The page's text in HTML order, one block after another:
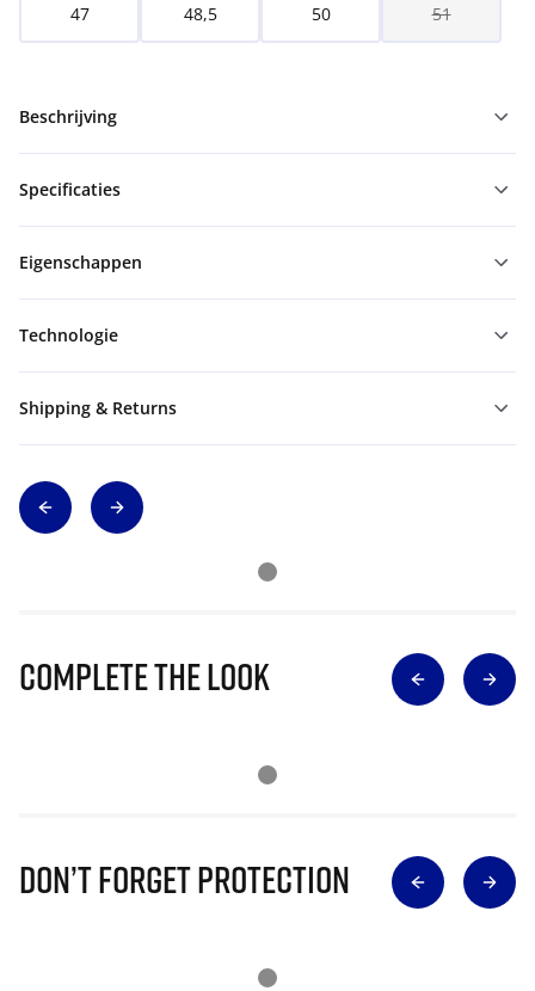
47 48,5 50 51
Beschrijving
Specificaties
Eigenschappen
Technologie
Shipping & Returns
Complete The Look
Don’t Forget Protection